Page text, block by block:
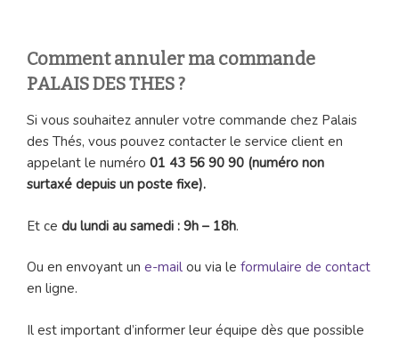
Comment annuler ma commande
PALAIS DES THES ?
Si vous souhaitez annuler votre commande chez Palais
des Thés, vous pouvez contacter le service client en
appelant le numéro 01 43 56 90 90 (numéro non
surtaxé depuis un poste fixe).
Et ce du lundi au samedi : 9h – 18h.
Ou en envoyant un e-mail ou via le formulaire de contact
en ligne.
Il est important d’informer leur équipe dès que possible